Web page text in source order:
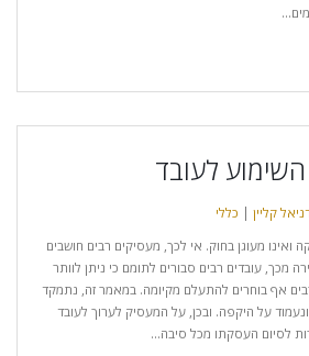
לעובד
קליין | כללי
ואינו מעוגן בחוק. אי לכך, מעסיקים רבים חושבים
מכך, עובדים רבים סבורים לתומם כי ניתן לוותר
אף בוחרים להתעלם מקיומה. במאמר זה, נתמקד
על היקפה. ובכן, על המעסיק לערוך לעובד
לסיום העסקתו מכל סיבה...